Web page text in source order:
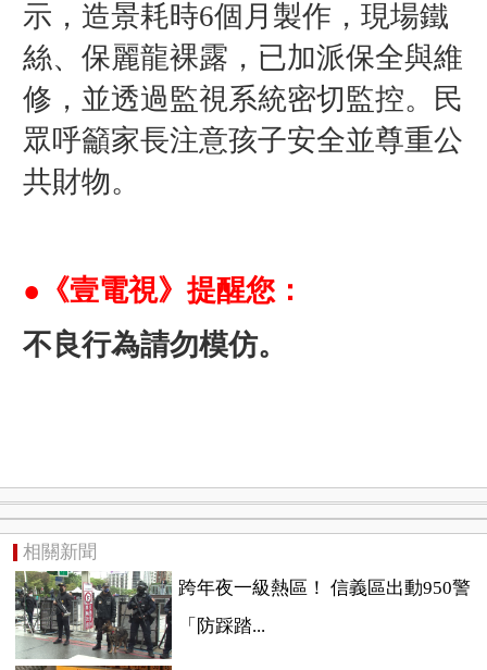
示，造景耗時6個月製作，現場鐵
絲、保麗龍裸露，已加派保全與維
修，並透過監視系統密切監控。民
眾呼籲家長注意孩子安全並尊重公
共財物。
●《壹電視》提醒您：
不良行為請勿模仿。
相關新聞
跨年夜一級熱區！ 信義區出動950警
「防踩踏...